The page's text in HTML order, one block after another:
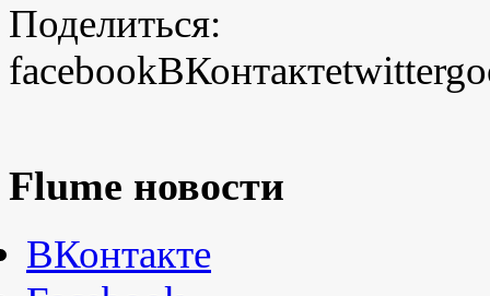
Поделиться:
facebookВКонтактеtwitter
Flume новости
ВКонтакте